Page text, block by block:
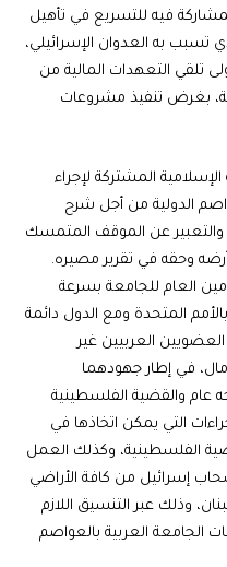
فيه للتسريع في تأهيل
تسبب به العدوان الإسرائيلي،
تلقي التعهدات المالية من
بغرض تنفيذ مشروعات
الإسلامية المشتركة لإجراء
الدولية من أجل شرح
والتعبير عن الموقف المتمسك
وحقه في تقرير مصيره.
العام للجامعة بسرعة
المتحدة ومع الدول دائمة
العربيين غير
في إطار جهودهما
عام والقضية الفلسطينية
التي يمكن اتخاذها في
الفلسطينية، وكذلك العمل
إسرائيل من كافة الأراضي
وذلك عبر التنسيق اللازم
الجامعة العربية بالعواصم